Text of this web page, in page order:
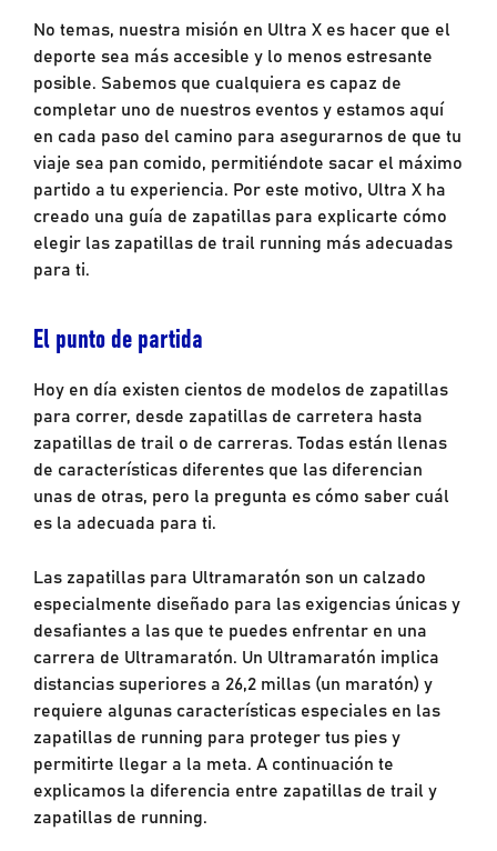
No temas, nuestra misión en Ultra X es hacer que el
deporte sea más accesible y lo menos estresante
posible. Sabemos que cualquiera es capaz de
completar uno de nuestros eventos y estamos aquí
en cada paso del camino para asegurarnos de que tu
viaje sea pan comido, permitiéndote sacar el máximo
partido a tu experiencia. Por este motivo, Ultra X ha
creado una guía de zapatillas para explicarte cómo
elegir las zapatillas de trail running más adecuadas
para ti.
El punto de partida
Hoy en día existen cientos de modelos de zapatillas
para correr, desde zapatillas de carretera hasta
zapatillas de trail o de carreras. Todas están llenas
de características diferentes que las diferencian
unas de otras, pero la pregunta es cómo saber cuál
es la adecuada para ti.
Las zapatillas para Ultramaratón son un calzado
especialmente diseñado para las exigencias únicas y
desafiantes a las que te puedes enfrentar en una
carrera de Ultramaratón. Un Ultramaratón implica
distancias superiores a 26,2 millas (un maratón) y
requiere algunas características especiales en las
zapatillas de running para proteger tus pies y
permitirte llegar a la meta. A continuación te
explicamos la diferencia entre zapatillas de trail y
zapatillas de running.